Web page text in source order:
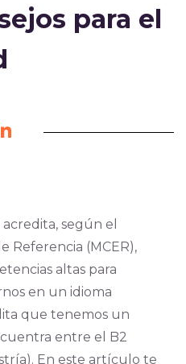
para el
LinkedIn
según el
Referencia (MCER),
altas para
en un idioma
que tenemos un
entre el B2
En este artículo te